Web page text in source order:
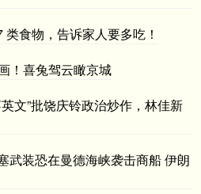
食物，告诉家人要多吃！
！喜兔驾云瞰京城
文”批饶庆铃政治炒作，林佳新
武装恐在曼德海峡袭击商船 伊朗